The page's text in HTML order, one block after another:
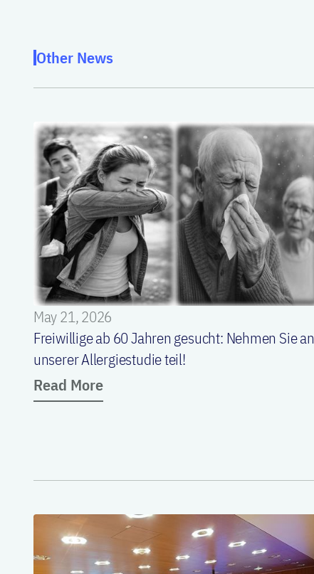
Other News
May 21, 2026
Freiwillige ab 60 Jahren gesucht: Nehmen Sie an
unserer Allergiestudie teil!
Read More